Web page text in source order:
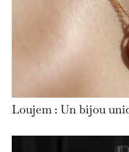
Loujem : Un bijou